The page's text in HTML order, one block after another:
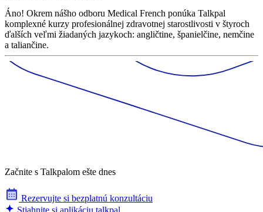
Áno! Okrem nášho odboru Medical French ponúka Talkpal
komplexné kurzy profesionálnej zdravotnej starostlivosti v štyroch
ďalších veľmi žiadaných jazykoch: angličtine, španielčine, nemčine
a taliančine.
Začnite s Talkpalom ešte dnes
Rezervujte si bezplatnú konzultáciu
Stiahnite si aplikáciu talkpal